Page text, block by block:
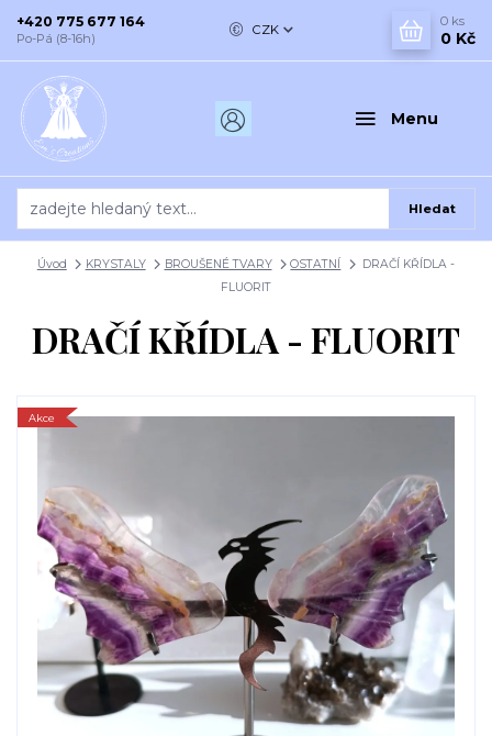
Menu
CZK
Hledat
+420 775 677 164
Po-Pá (8-16h)
0 ks
0 Kč
Úvod KRYSTALY BROUŠENÉ TVARY OSTATNÍ
DRAČÍ KŘÍDLA -
FLUORIT
DRAČÍ KŘÍDLA - FLUORIT
Akce